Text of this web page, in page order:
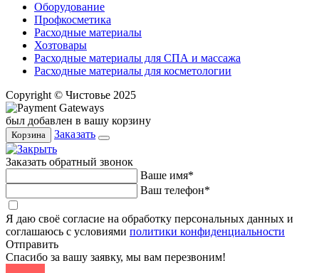
Оборудование
Профкосметика
Расходные материалы
Хозтовары
Расходные материалы для СПА и массажа
Расходные материалы для косметологии
Copyright © Чистовье 2025
был добавлен в вашу корзину
Корзина Заказать
Заказать обратный звонок
Ваше имя*
Ваш телефон*
Я даю своё согласие на обработку персональных данных и
соглашаюсь с условиями политики конфиденциальности
Отправить
Спасибо за вашу заявку, мы вам перезвоним!